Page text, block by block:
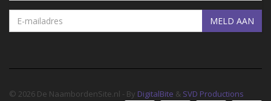
MELD AAN
© 2026 De NaambordenSite.nl - By DigitalBite & SVD Productions